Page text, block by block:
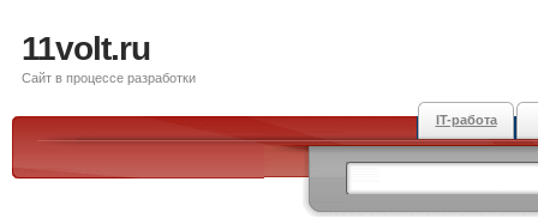
11volt.ru
Сайт в процессе разработки
IT-работа